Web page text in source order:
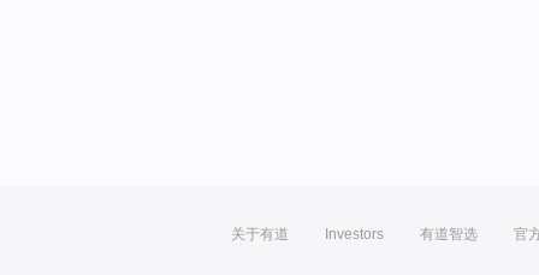
关于有道 Investors 有道智选 官